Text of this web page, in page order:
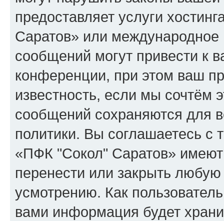
предоставляет услуги
Саратов» или
сообщений могут привести к
конференции, при этом ваш
известность, если мы сочтём
сообщений сохраняются для
политики. Вы соглашаетесь
«ПФК "Сокол" Саратов» имеют
перенести или закрыть
усмотрению. Как
вами информация будет